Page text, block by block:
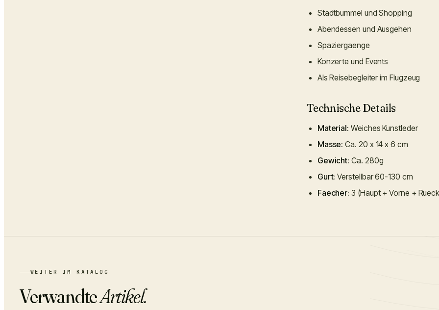
Stadtbummel und Shopping
Abendessen und Ausgehen
Spaziergaenge
Konzerte und Events
Als Reisebegleiter im Flugzeug
Technische Details
Material: Weiches Kunstleder
Masse: Ca. 20 x 14 x 6 cm
Gewicht: Ca. 280g
Gurt: Verstellbar 60-130 cm
Faecher: 3 (Haupt + Vorne +
WEITER IM KATALOG
VerwandteArtikel.